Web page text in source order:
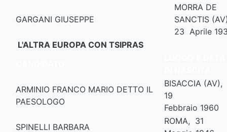
GARGANI GIUSEPPE
MORRA DE
SANCTIS
23 Aprile
L'ALTRA EUROPA CON TSIPRAS
ARMINIO FRANCO MARIO DETTO IL
PAESOLOGO
BISACCIA (AV),
19
Febbraio 1960
SPINELLI BARBARA
ROMA, 31